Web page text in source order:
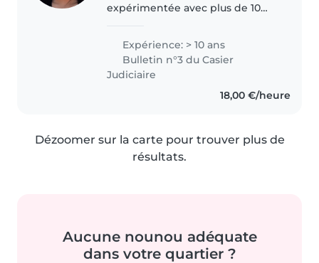
expérimentée avec plus de 10
des bébés aux adolescents. Je
suis certifiée en premiers
secours et..
Expérience: > 10 ans
Bulletin n°3 du Casier
Judiciaire
18,00 €/heure
Dézoomer sur la carte pour trouver plus de
résultats.
Aucune nounou adéquate
dans votre quartier ?